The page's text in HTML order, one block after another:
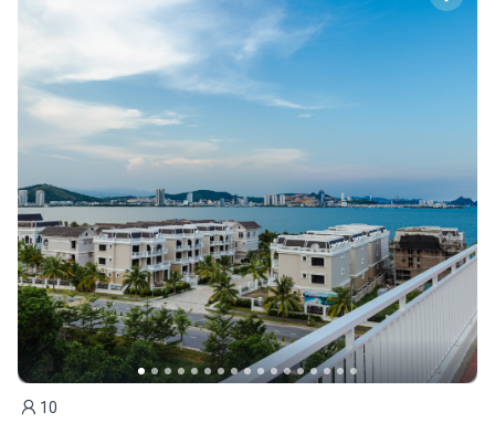
Khách
10